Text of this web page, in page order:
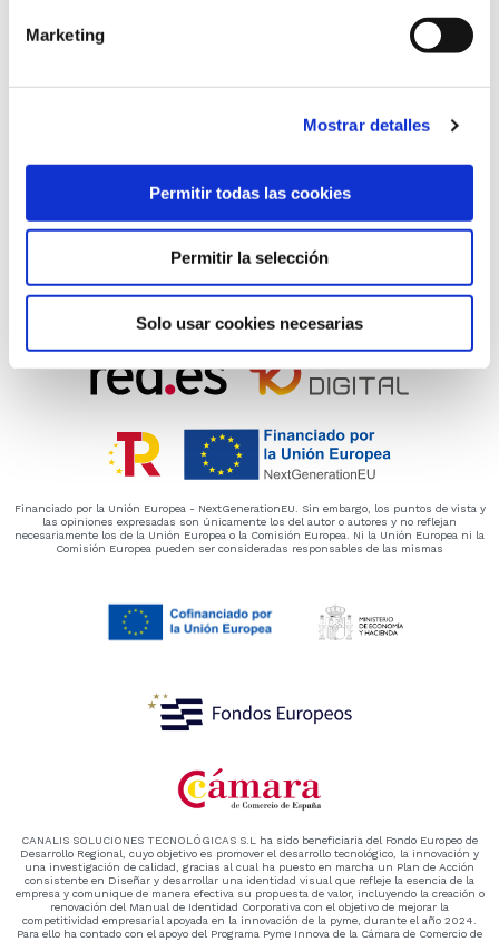
Marketing
Mostrar detalles
Permitir todas las cookies
Permitir la selección
Solo usar cookies necesarias
PROGRAMA KIT DIGITAL CONFINADO POR LOS FONDOS NEXT
Financiado por la Unión Europea - NextGenerationEU. Sin embargo, los puntos de vista y
las opiniones expresadas son únicamente los del autor o autores y no reflejan
necesariamente los de la Unión Europea o la Comisión Europea. Ni la Unión Europea ni la
Comisión Europea pueden ser consideradas responsables de las mismas
CANALIS SOLUCIONES TECNOLÓGICAS S.L ha sido beneficiaria del Fondo Europeo de
Desarrollo Regional, cuyo objetivo es promover el desarrollo tecnológico, la innovación y
una investigación de calidad, gracias al cual ha puesto en marcha un Plan de Acción
consistente en Diseñar y desarrollar una identidad visual que refleje la esencia de la
empresa y comunique de manera efectiva su propuesta de valor, incluyendo la creación o
renovación del Manual de Identidad Corporativa con el objetivo de mejorar la
competitividad empresarial apoyada en la innovación de la pyme, durante el año 2024.
Para ello ha contado con el apoyo del Programa Pyme Innova de la Cámara de Comercio de